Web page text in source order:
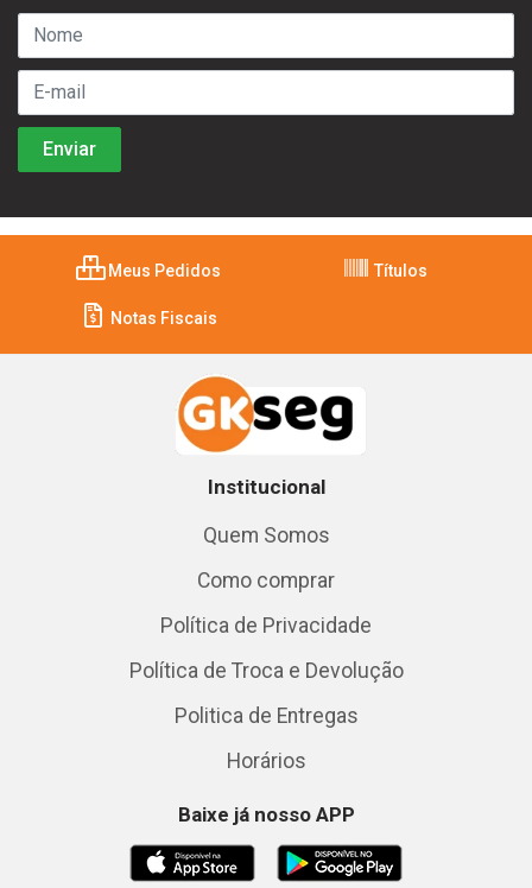
Meus Pedidos Títulos
Notas Fiscais
Institucional
Quem Somos
Como comprar
Política de Privacidade
Política de Troca e Devolução
Politica de Entregas
Horários
Baixe já nosso APP